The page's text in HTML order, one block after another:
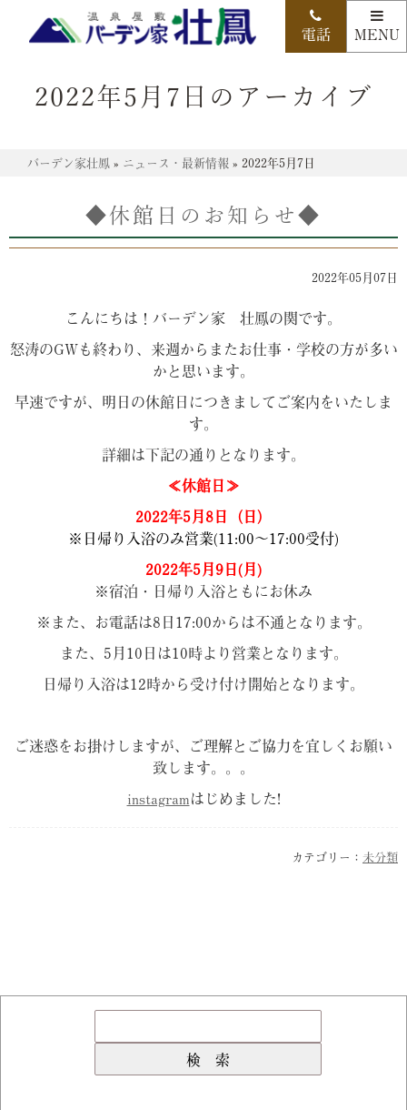
2022年5月7日のアーカイブ
バーデン家壮鳳 » ニュース・最新情報 » 2022年5月7日
◆休館日のお知らせ◆
2022年05月07日
こんにちは！バーデン家 壮鳳の関です。
怒涛のGWも終わり、来週からまたお仕事・学校の方が多い
かと思います。
早速ですが、明日の休館日につきましてご案内をいたしま
す。
詳細は下記の通りとなります。
≪休館日≫
2022年5月8日（日）
※日帰り入浴のみ営業(11:00～17:00受付)
2022年5月9日(月)
※宿泊・日帰り入浴ともにお休み
※また、お電話は8日17:00からは不通となります。
また、5月10日は10時より営業となります。
日帰り入浴は12時から受け付け開始となります。
ご迷惑をお掛けしますが、ご理解とご協力を宜しくお願い
致します。。。
instagramはじめました!
カテゴリー： 未分類